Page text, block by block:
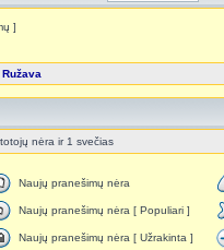
]
Ružava
nėra ir 1 svečias
Naujų pranešimų nėra
Naujų pranešimų nėra [ Populiari ]
Naujų pranešimų nėra [ Užrakinta ]